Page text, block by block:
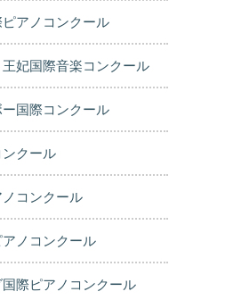
アノコンクール
妃国際音楽コンクール
国際コンクール
クール
コンクール
ノコンクール
際ピアノコンクール